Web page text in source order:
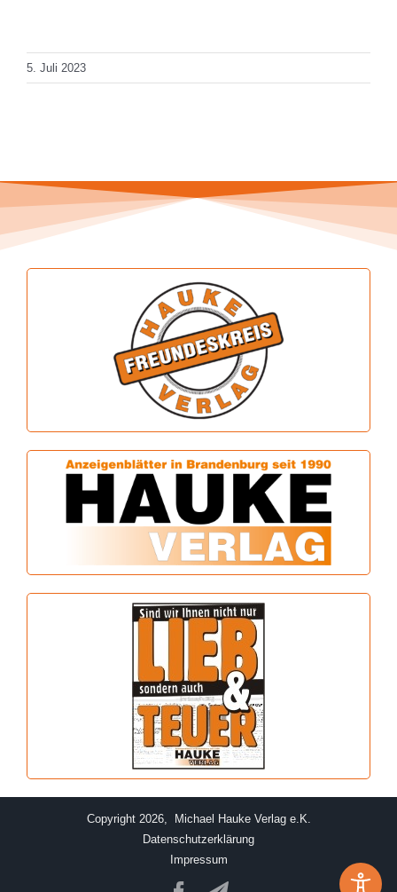
5. Juli 2023
Copyright 2026, Michael Hauke Verlag e.K.
Datenschutzerklärung
Impressum